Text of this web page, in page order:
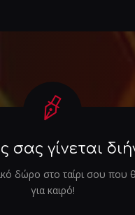
σας γίνεται
δώρο στο ταίρι σου που
για καιρό!